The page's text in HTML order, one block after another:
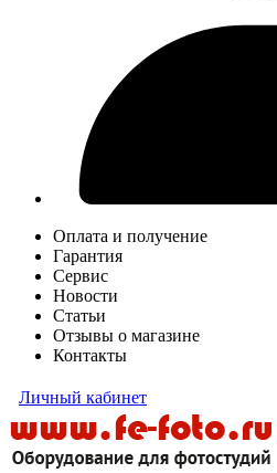
Оплата и получение
Гарантия
Сервис
Новости
Статьи
Отзывы о магазине
Контакты
Личный кабинет